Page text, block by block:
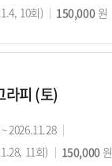
의
간
10회)
수
료
150,000원
라피 (토)
2026.11.28
의
11회)
수
150,000원